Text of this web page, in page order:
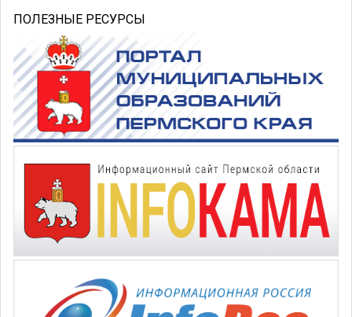
ПОЛЕЗНЫЕ РЕСУРСЫ